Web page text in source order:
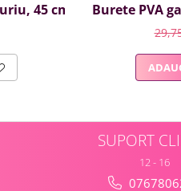
45 cm Burete PVA
SUPORT
12 - 16